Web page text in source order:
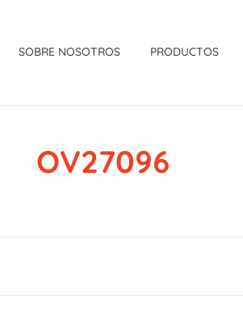
SOBRE NOSOTROS PRODUCTOS
OV27096